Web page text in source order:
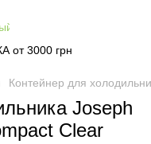
от 3000 грн
Контейнер для
Joseph
Clear